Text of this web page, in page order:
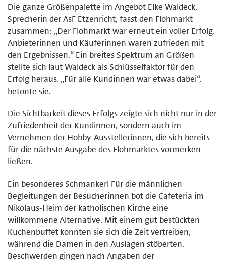
Die ganze Größenpalette im Angebot Elke Waldeck,
Sprecherin der AsF Etzenricht, fasst den Flohmarkt
zusammen: „Der Flohmarkt war erneut ein voller Erfolg.
Anbieterinnen und Käuferinnen waren zufrieden mit
den Ergebnissen.“ Ein breites Spektrum an Größen
stellte sich laut Waldeck als Schlüsselfaktor für den
Erfolg heraus. „Für alle Kundinnen war etwas dabei“,
betonte sie.
Die Sichtbarkeit dieses Erfolgs zeigte sich nicht nur in der
Zufriedenheit der Kundinnen, sondern auch im
Vernehmen der Hobby-Ausstellerinnen, die sich bereits
für die nächste Ausgabe des Flohmarktes vormerken
ließen.
Ein besonderes Schmankerl Für die männlichen
Begleitungen der Besucherinnen bot die Cafeteria im
Nikolaus-Heim der katholischen Kirche eine
willkommene Alternative. Mit einem gut bestückten
Kuchenbuffet konnten sie sich die Zeit vertreiben,
während die Damen in den Auslagen stöberten.
Beschwerden gingen nach Angaben der